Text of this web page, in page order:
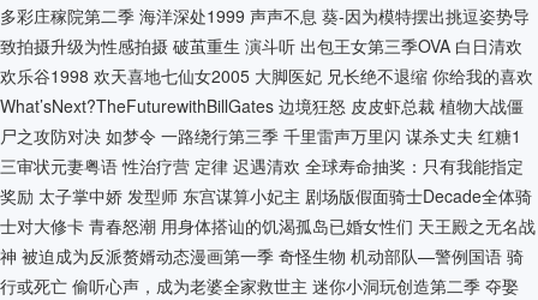
多彩庄稼院第二季 海洋深处1999 声声不息 葵-因为模特摆出挑逗姿势导
致拍摄升级为性感拍摄 破茧重生 演斗听 出包王女第三季OVA 白日清欢
欢乐谷1998 欢天喜地七仙女2005 大脚医妃 兄长绝不退缩 你给我的喜欢
What’sNext?TheFuturewithBillGates 边境狂怒 皮皮虾总裁 植物大战僵
尸之攻防对决 如梦令 一路绕行第三季 千里雷声万里闪 谋杀丈夫 红糖1
三审状元妻粤语 性治疗营 定律 迟遇清欢 全球寿命抽奖：只有我能指定
奖励 太子掌中娇 发型师 东宫谋算小妃主 剧场版假面骑士Decade全体骑
士对大修卡 青春怒潮 用身体搭讪的饥渴孤岛已婚女性们 天王殿之无名战
神 被迫成为反派赘婿动态漫画第一季 奇怪生物 机动部队—警例国语 骑
行或死亡 偷听心声，成为老婆全家救世主 迷你小洞玩创造第二季 夺娶